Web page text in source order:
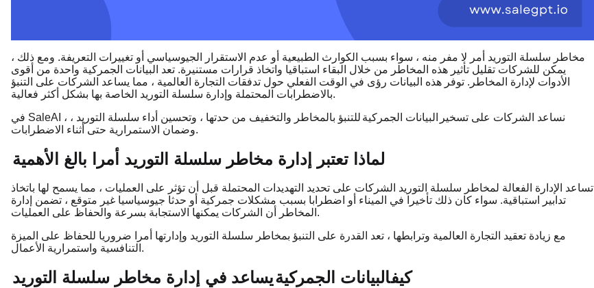
مخاطر سلسلة التوريد أمر لا مفر منه ، سواء بسبب الكوارث الطبيعية أو عدم الاستقرار الجيوسياسي أو تغييرات التعريفة. ومع ذلك ،
يمكن للشركات تقليل تأثير هذه المخاطر من خلال البقاء استباقيا واتخاذ قرارات مستنيرة. تعد البيانات الجمركية واحدة من أقوى
الأدوات لإدارة المخاطر. توفر هذه البيانات رؤى في الوقت الفعلي حول تدفقات التجارة العالمية ، مما يساعد الشركات على التنبؤ
بالاضطرابات المحتملة وإدارة سلسلة التوريد الخاصة بها بشكل أكثر فعالية.
في SaleAI ، نساعد الشركات على تسخير
البيانات الجمركية للتنبؤ بالمخاطر والتخفيف من حدتها ، وتحسين أداء سلسلة التوريد ،
وضمان الاستمرارية حتى أثناء الاضطرابات.
لماذا تعتبر إدارة مخاطر سلسلة التوريد أمرا بالغ الأهمية
تساعد الإدارة الفعالة لمخاطر سلسلة التوريد الشركات على تحديد التهديدات المحتملة قبل أن تؤثر على العمليات ، مما يسمح لها باتخاذ
تدابير استباقية. سواء كان ذلك تأخيرا في الميناء أو اضطرابا بسبب مشكلات جمركية أو حدثا جيوسياسيا غير متوقع ، تضمن إدارة
المخاطر أن الشركات يمكنها الاستجابة بسرعة والحفاظ على العمليات.
مع زيادة تعقيد التجارة العالمية وترابطها ، تعد القدرة على التنبؤ بمخاطر سلسلة التوريد وإدارتها أمرا ضروريا للحفاظ على الميزة
التنافسية واستمرارية الأعمال.
كيفالبيانات الجمركيةيساعد في إدارة مخاطر سلسلة التوريد